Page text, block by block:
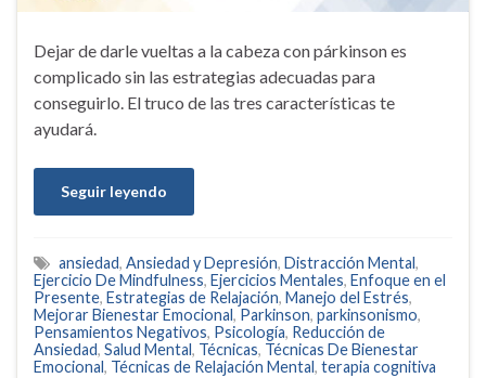
Dejar de darle vueltas a la cabeza con párkinson es
complicado sin las estrategias adecuadas para
conseguirlo. El truco de las tres características te
ayudará.
Seguir leyendo
ansiedad, Ansiedad y Depresión, Distracción Mental,
Ejercicio De Mindfulness, Ejercicios Mentales, Enfoque en el
Presente, Estrategias de Relajación, Manejo del Estrés,
Mejorar Bienestar Emocional, Parkinson, parkinsonismo,
Pensamientos Negativos, Psicología, Reducción de
Ansiedad, Salud Mental, Técnicas, Técnicas De Bienestar
Emocional, Técnicas de Relajación Mental, terapia cognitiva